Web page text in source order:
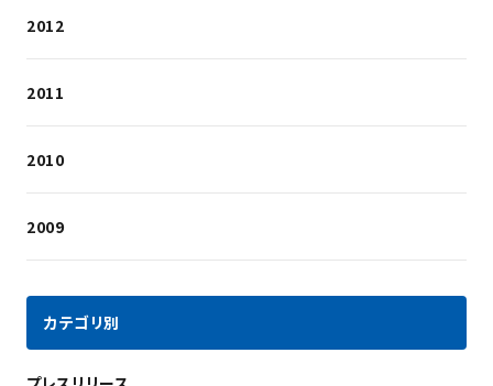
2012
2011
2010
2009
カテゴリ別